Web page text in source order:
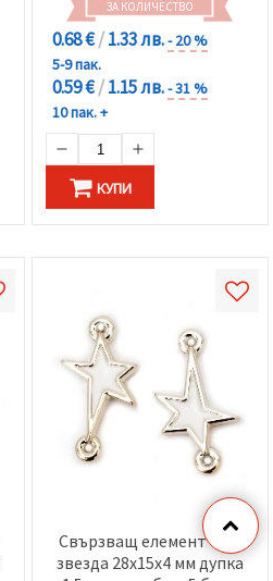
ЗА КОЛИЧЕСТВО
0.68 €/1.33 лв.- 20 %
5-9 пак.
0.59 €/1.15 лв.- 31 %
10 пак. +
КУПИ
Свързващ елемент CCB
звезда 28x15x4 мм дупка